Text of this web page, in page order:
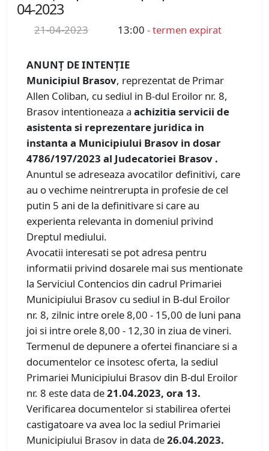
04-2023
21-04-2023 13:00 - termen expirat
ANUNȚ DE INTENȚIE
Municipiul Brasov, reprezentat de Primar
Allen Coliban, cu sediul in B-dul Eroilor nr. 8,
Brasov intentioneaza a achizitia servicii de
asistenta si reprezentare juridica in
instanta a Municipiului Brasov in dosar
4786/197/2023 al Judecatoriei Brasov .
Anuntul se adreseaza avocatilor definitivi, care
au o vechime neintrerupta in profesie de cel
putin 5 ani de la definitivare si care au
experienta relevanta in domeniul privind
Dreptul mediului.
Avocatii interesati se pot adresa pentru
informatii privind dosarele mai sus mentionate
la Serviciul Contencios din cadrul Primariei
Municipiului Brasov cu sediul in B-dul Eroilor
nr. 8, zilnic intre orele 8,00 - 15,00 de luni pana
joi si intre orele 8,00 - 12,30 in ziua de vineri.
Termenul de depunere a ofertei financiare si a
documentelor ce insotesc oferta, la sediul
Primariei Municipiului Brasov din B-dul Eroilor
nr. 8 este data de21.04.2023, ora 13.
Verificarea documentelor si stabilirea ofertei
castigatoare va avea loc la sediul Primariei
Municipiului Brasov in data de26.04.2023.